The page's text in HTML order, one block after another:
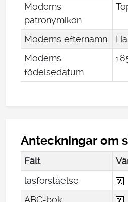
Moderns
patronymikon
Moderns efternamn
Moderns
födelsedatum
Anteckningar om
Fält
läsförståelse
ABC-bok